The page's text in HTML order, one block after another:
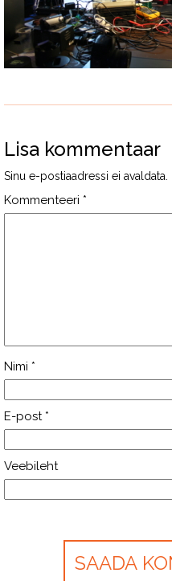
Lisa kommentaar
Sinu e-postiaadressi ei avaldata.
Kommenteeri *
Nimi *
E-post *
Veebileht